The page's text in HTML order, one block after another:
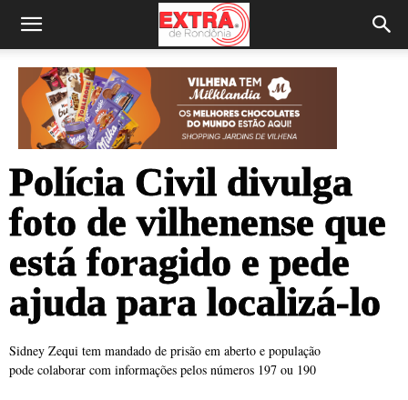
Polícia Civil divulga
foto de vilhenense que
está foragido e pede
ajuda para localizá-lo
Sidney Zequi tem mandado de prisão em aberto e população
pode colaborar com informações pelos números 197 ou 190